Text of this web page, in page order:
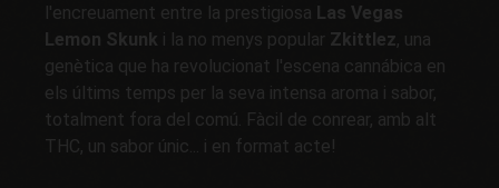
l'encreuament entre la prestigiosa Las Vegas
Lemon Skunk i la no menys popular Zkittlez, una
genètica que ha revolucionat l'escena cannábica en
els últims temps per la seva intensa aroma i sabor,
totalment fora del comú. Fàcil de conrear, amb alt
THC, un sabor únic... i en format acte!